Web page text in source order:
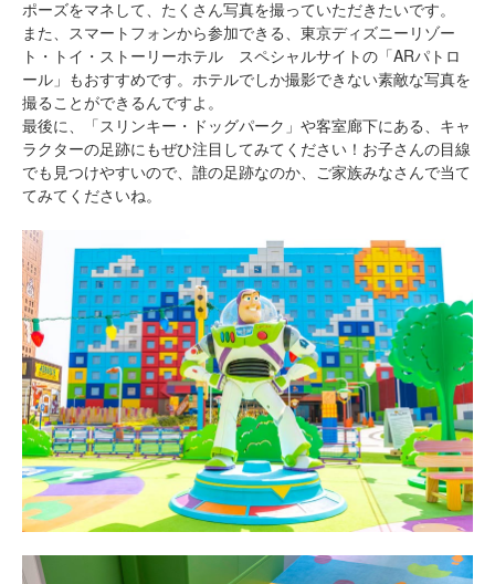
ポーズをマネして、たくさん写真を撮っていただきたいです。
また、スマートフォンから参加できる、東京ディズニーリゾー
ト・トイ・ストーリーホテル スペシャルサイトの「ARパトロ
ール」もおすすめです。ホテルでしか撮影できない素敵な写真を
撮ることができるんですよ。
最後に、「スリンキー・ドッグパーク」や客室廊下にある、キャ
ラクターの足跡にもぜひ注目してみてください！お子さんの目線
でも見つけやすいので、誰の足跡なのか、ご家族みなさんで当て
てみてくださいね。